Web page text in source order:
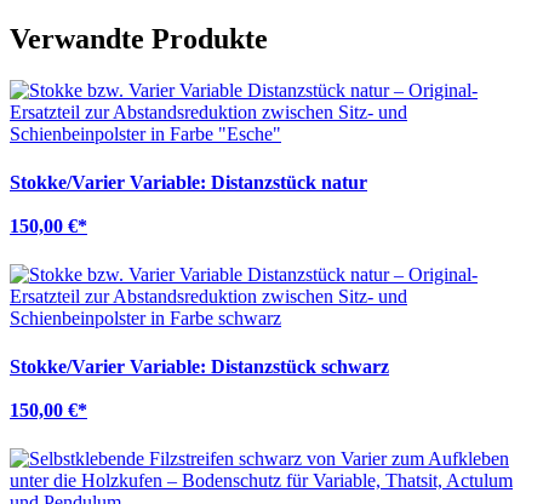
Verwandte Produkte
Stokke/Varier Variable: Distanzstück natur
150,00 €*
Stokke/Varier Variable: Distanzstück schwarz
150,00 €*